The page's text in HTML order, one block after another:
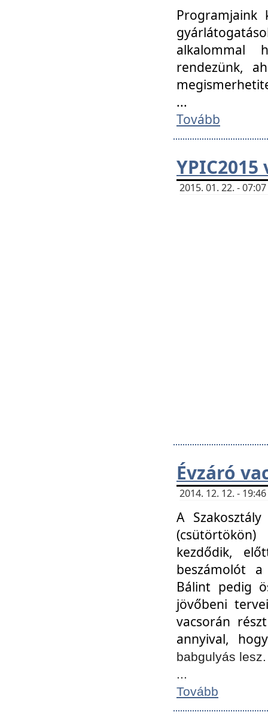
Programjaink
alkalommal
rendezünk,
...
Tovább
YPIC2015
2015. 01. 22. -
Évzáró
2014. 12. 12. -
A
kezdődik,
beszámolót
Bálint pedig
jövőbeni
vacsorán
annyival,
babgulyás
...
Tovább